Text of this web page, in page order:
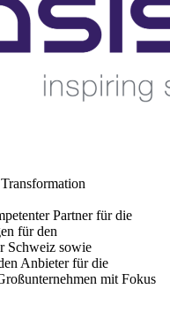
Partner für die
für den
Schweiz sowie
Anbieter für die
mit Fokus